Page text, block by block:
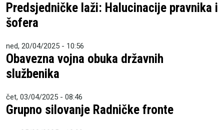
Predsjedničke laži: Halucinacije pravnika i
šofera
ned, 20/04/2025 - 10:56
Obavezna vojna obuka državnih
službenika
čet, 03/04/2025 - 08:46
Grupno silovanje Radničke fronte